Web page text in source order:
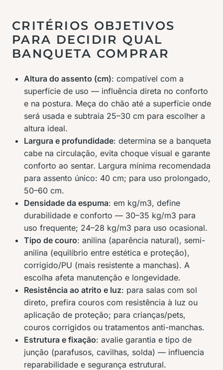
CRITÉRIOS OBJETIVOS
PARA DECIDIR QUAL
BANQUETA COMPRAR
Altura do assento (cm): compatível com a
superfície de uso — influência direta no conforto
e na postura. Meça do chão até a superfície onde
será usada e subtraia 25–30 cm para escolher a
altura ideal.
Largura e profundidade: determina se a banqueta
cabe na circulação, evita choque visual e garante
conforto ao sentar. Largura mínima recomendada
para assento único: 40 cm; para uso prolongado,
50–60 cm.
Densidade da espuma: em kg/m3, define
durabilidade e conforto — 30–35 kg/m3 para
uso frequente; 24–28 kg/m3 para uso ocasional.
Tipo de couro: anilina (aparência natural), semi-
anilina (equilíbrio entre estética e proteção),
corrigido/PU (mais resistente a manchas). A
escolha afeta manutenção e longevidade.
Resistência ao atrito e luz: para salas com sol
direto, prefira couros com resistência à luz ou
aplicação de proteção; para crianças/pets,
couros corrigidos ou tratamentos anti-manchas.
Estrutura e fixação: avalie garantia e tipo de
junção (parafusos, cavilhas, solda) — influencia
reparabilidade e segurança estrutural.